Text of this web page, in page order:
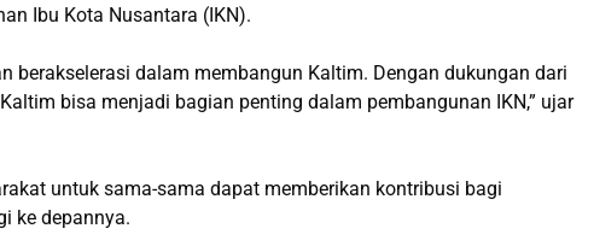
Ibu Kota Nusantara (IKN).
berakselerasi dalam membangun Kaltim. Dengan dukungan dari
bisa menjadi bagian penting dalam pembangunan IKN,” ujar
untuk sama-sama dapat memberikan kontribusi bagi
ke depannya.